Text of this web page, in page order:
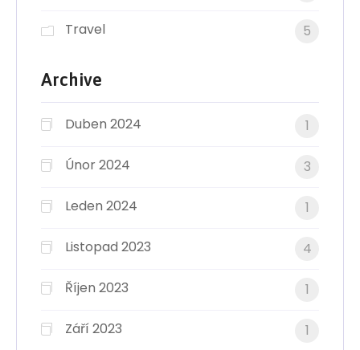
Travel 5
Archive
Duben 2024 1
Únor 2024 3
Leden 2024 1
Listopad 2023 4
Říjen 2023 1
Září 2023 1